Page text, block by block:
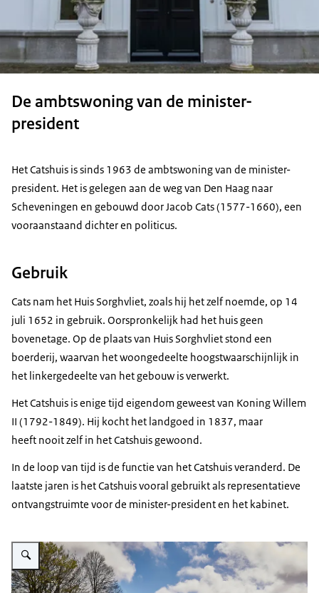
De ambtswoning van de minister-
president
Het Catshuis is sinds 1963 de ambtswoning van de minister-
president. Het is gelegen aan de weg van Den Haag naar
Scheveningen en gebouwd door Jacob Cats (1577-1660), een
vooraanstaand dichter en politicus.
Gebruik
Cats nam het Huis Sorghvliet, zoals hij het zelf noemde, op 14
juli 1652 in gebruik. Oorspronkelijk had het huis geen
bovenetage. Op de plaats van Huis Sorghvliet stond een
boerderij, waarvan het woongedeelte hoogstwaarschijnlijk in
het linkergedeelte van het gebouw is verwerkt.
Het Catshuis is enige tijd eigendom geweest van Koning Willem
II (1792-1849). Hij kocht het landgoed in 1837, maar
heeft nooit zelf in het Catshuis gewoond.
In de loop van tijd is de functie van het Catshuis veranderd. De
laatste jaren is het Catshuis vooral gebruikt als representatieve
ontvangstruimte voor de minister-president en het kabinet.
Vergroot afbeelding Het Catshuis.